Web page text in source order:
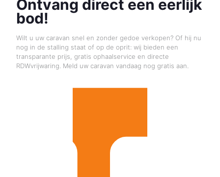
Ontvang direct een eerlijk
bod!
Wilt u uw caravan snel en zonder gedoe verkopen? Of hij nu
nog in de stalling staat of op de oprit: wij bieden een
transparante prijs, gratis ophaalservice en directe
RDWvrijwaring. Meld uw caravan vandaag nog gratis aan.